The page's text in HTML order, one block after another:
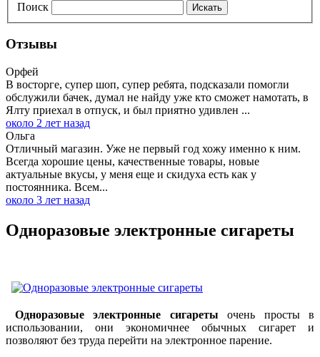
Поиск Искать
Отзывы
Орфей
В восторге, супер шоп, супер ребята, подсказали помогли
обслужили бачек, думал не найду уже кто сможет намотать, в
Ялту приехал в отпуск, и был приятно удивлен ...
около 2 лет назад
Ольга
Отличный магазин. Уже не первый год хожу именно к ним.
Всегда хорошие цены, качественные товары, новые
актуальные вкусы, у меня еще и скидуха есть как у
постоянника. Всем...
около 3 лет назад
Одноразовые электронные сигареты
Одноразовые электронные сигареты очень просты в
использовании, они экономичнее обычных сигарет и
позволяют без труда перейти на электронное парение.